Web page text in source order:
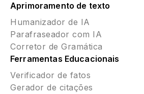
Aprimoramento de texto
Humanizador de IA
Parafraseador com IA
Corretor de Gramática
Ferramentas Educacionais
Verificador de fatos
Gerador de citações